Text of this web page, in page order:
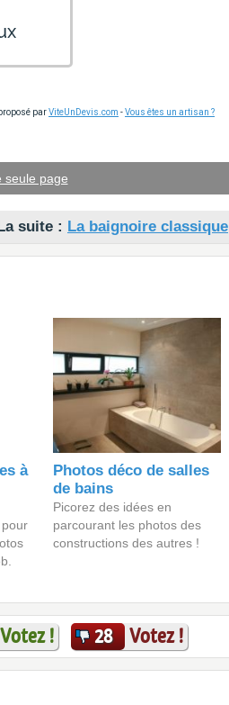
parViteUnDevis.com -Vous êtes un artisan ?
seule page
suite : La baignoire classique
à
Photos déco de salles
de bains
Picorez des idées en
parcourant les photos des
constructions des autres !
Votez ! 28 Votez !